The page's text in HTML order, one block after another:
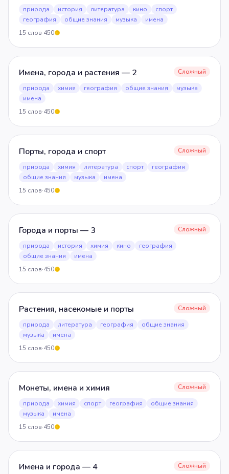
природа
история литература кино
спорт
география
общие знания музыка
имена
15 слов·450
Имена, города и растения — 2
Сложный
природа
химия география общие знания
музыка
имена
15 слов·450
Порты, города и спорт
Сложный
природа
химия литература спорт
география
общие знания
музыка
имена
15 слов·450
Города и порты — 3
Сложный
природа
история химия кино
география
общие знания
имена
15 слов·450
Растения, насекомые и порты
Сложный
природа
литература география
общие знания
музыка
имена
15 слов·450
Монеты, имена и химия
Сложный
природа
химия спорт география
общие знания
музыка
имена
15 слов·450
Имена и города — 4
Сложный